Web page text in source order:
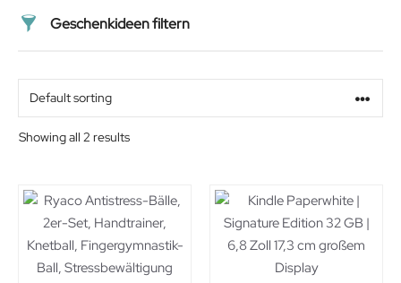
Geschenkideen filtern
Alter
Beziehung
Showing all 2 results